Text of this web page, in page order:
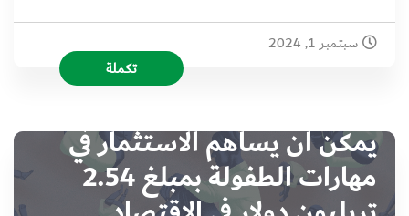
سبتمبر 1, 2024
تكملة
يمكن أن يساهم الاستثمار في
مهارات الطفولة بمبلغ 2.54